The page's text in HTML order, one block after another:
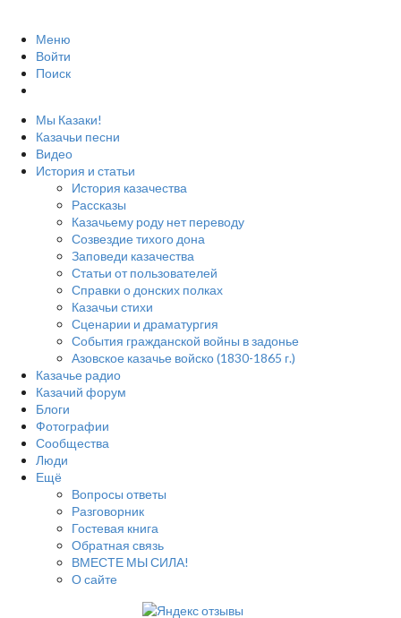
Меню
Войти
Поиск
Мы Казаки!
Казачьи песни
Видео
История и статьи
История казачества
Рассказы
Казачьему роду нет переводу
Созвездие тихого дона
Заповеди казачества
Статьи от пользователей
Справки о донских полках
Казачьи стихи
Сценарии и драматургия
События гражданской войны в задонье
Азовское казачье войско (1830-1865 г.)
Казачье радио
Казачий форум
Блоги
Фотографии
Сообщества
Люди
Ещё
Вопросы ответы
Разговорник
Гостевая книга
Обратная связь
ВМЕСТЕ МЫ СИЛА!
О сайте